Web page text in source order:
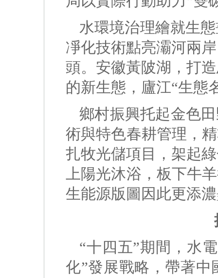
水環境治理繪就生
凈化技術點亮灞河兩
頭。安徽黃陂湖，打
的新生態，廬江“生態
鄉村振興托起金色
術與特色春耕管理，
扎牧光儲項目，架起
上陽光沐浴，板下牛
生能源版圖因此更添
“十四五”期間，水
化”發展戰略，帶著